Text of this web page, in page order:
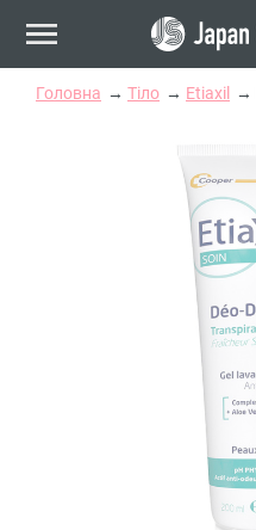
Головна Тіло Etiaxil